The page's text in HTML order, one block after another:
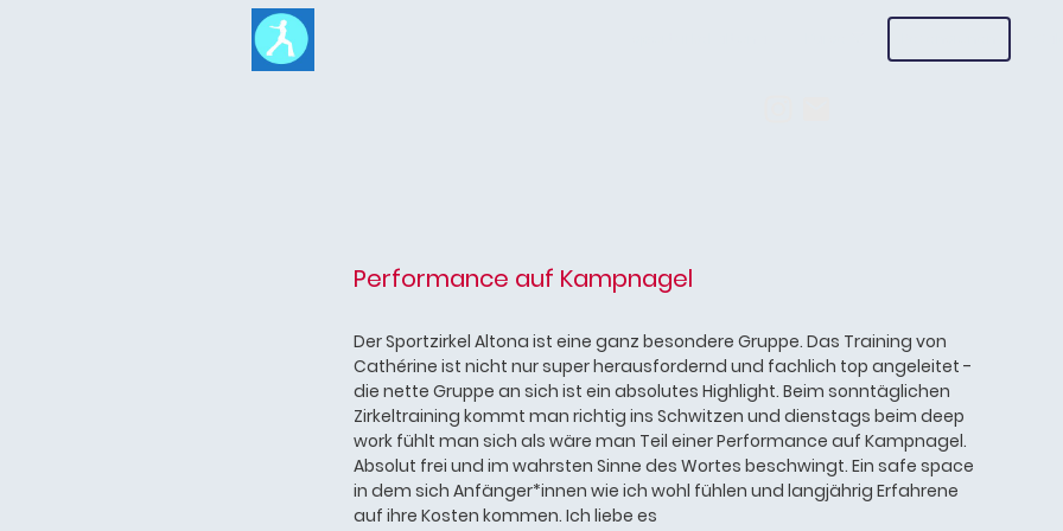
Performance auf Kampnagel
Der Sportzirkel Altona ist eine ganz besondere Gruppe. Das Training von
Cathérine ist nicht nur super herausfordernd und fachlich top angeleitet -
die nette Gruppe an sich ist ein absolutes Highlight. Beim sonntäglichen
Zirkeltraining kommt man richtig ins Schwitzen und dienstags beim deep
work fühlt man sich als wäre man Teil einer Performance auf Kampnagel.
Absolut frei und im wahrsten Sinne des Wortes beschwingt. Ein safe space
in dem sich Anfänger*innen wie ich wohl fühlen und langjährig Erfahrene
auf ihre Kosten kommen. Ich liebe es